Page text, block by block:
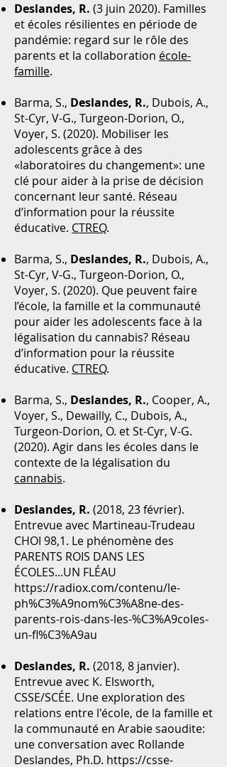
Deslandes, R. (3 juin 2020). Familles
et écoles résilientes en période de
pandémie: regard sur le rôle des
parents et la collaboration école-
famille.
Barma, S., Deslandes, R., Dubois, A.,
St-Cyr, V-G., Turgeon-Dorion, O.,
Voyer, S. (2020). Mobiliser les
adolescents grâce à des
«laboratoires du changement»: une
clé pour aider à la prise de décision
concernant leur santé. Réseau
d’information pour la réussite
éducative. CTREQ.
Barma, S., Deslandes, R., Dubois, A.,
St-Cyr, V-G., Turgeon-Dorion, O.,
Voyer, S. (2020). Que peuvent faire
l’école, la famille et la communauté
pour aider les adolescents face à la
légalisation du cannabis? Réseau
d’information pour la réussite
éducative. CTREQ.
Barma, S., Deslandes, R., Cooper, A.,
Voyer, S., Dewailly, C., Dubois, A.,
Turgeon-Dorion, O. et St-Cyr, V-G.
(2020). Agir dans les écoles dans le
contexte de la légalisation du
cannabis.
Deslandes, R. (2018, 23 février).
Entrevue avec Martineau-Trudeau
CHOI 98,1. Le phénomène des
PARENTS ROIS DANS LES
ÉCOLES...UN FLÉAU
https://radiox.com/contenu/le-
ph%C3%A9nom%C3%A8ne-des-
parents-rois-dans-les-%C3%A9coles-
un-fl%C3%A9au
Deslandes, R. (2018, 8 janvier).
Entrevue avec K. Elsworth,
CSSE/SCÉE. Une exploration des
relations entre l'école, de la famille et
la communauté en Arabie saoudite:
une conversation avec Rollande
Deslandes, Ph.D. https://csse-